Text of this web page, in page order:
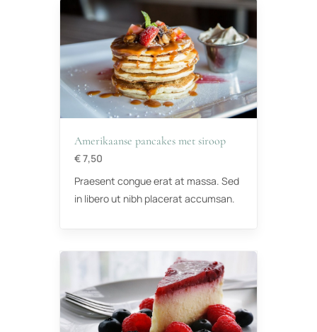
Amerikaanse pancakes met siroop
€ 7,50
Praesent congue erat at massa. Sed
in libero ut nibh placerat accumsan.